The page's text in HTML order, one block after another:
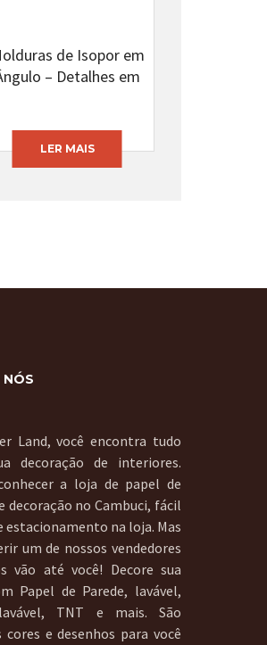
de Isopor em
– Detalhes em
LER MAIS
NÓS
Land, você encontra tudo
decoração de interiores.
a loja de papel de
decoração no Cambuci, fácil
estacionamento na loja. Mas
um de nossos vendedores
vão até você! Decore sua
Papel de Parede, lavável,
TNT e mais. São
cores e desenhos para você